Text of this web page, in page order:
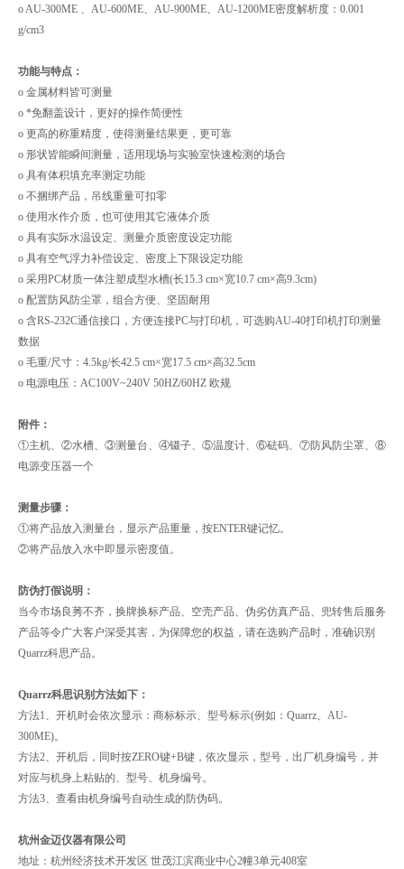
o AU-300ME 、AU-600ME、AU-900ME、AU-1200ME密度解析度：0.001
g/cm3
功能与特点：
o 金属材料皆可测量
o *免翻盖设计，更好的操作简便性
o 更高的称重精度，使得测量结果更，更可靠
o 形状皆能瞬间测量，适用现场与实验室快速检测的场合
o 具有体积填充率测定功能
o 不捆绑产品，吊线重量可扣零
o 使用水作介质，也可使用其它液体介质
o 具有实际水温设定、测量介质密度设定功能
o 具有空气浮力补偿设定、密度上下限设定功能
o 采用PC材质一体注塑成型水槽(长15.3 cm×宽10.7 cm×高9.3cm)
o 配置防风防尘罩，组合方便、坚固耐用
o 含RS-232C通信接口，方便连接PC与打印机，可选购AU-40打印机打印测量
数据
o 毛重/尺寸：4.5kg/长42.5 cm×宽17.5 cm×高32.5cm
o 电源电压：AC100V~240V 50HZ/60HZ 欧规
附件：
①主机、②水槽、③测量台、④镊子、⑤温度计、⑥砝码、⑦防风防尘罩、⑧
电源变压器一个
测量步骤：
①将产品放入测量台，显示产品重量，按ENTER键记忆。
②将产品放入水中即显示密度值。
防伪打假说明：
当今市场良莠不齐，换牌换标产品、空壳产品、伪劣仿真产品、兜转售后服务
产品等令广大客户深受其害，为保障您的权益，请在选购产品时，准确识别
Quarrz科思产品。
Quarrz科思识别方法如下：
方法1、开机时会依次显示：商标标示、型号标示(例如：Quarrz、AU-
300ME)。
方法2、开机后，同时按ZERO键+B键，依次显示，型号，出厂机身编号，并
对应与机身上粘贴的、型号、机身编号。
方法3、查看由机身编号自动生成的防伪码。
杭州金迈仪器有限公司
地址：杭州经济技术开发区 世茂江滨商业中心2幢3单元408室